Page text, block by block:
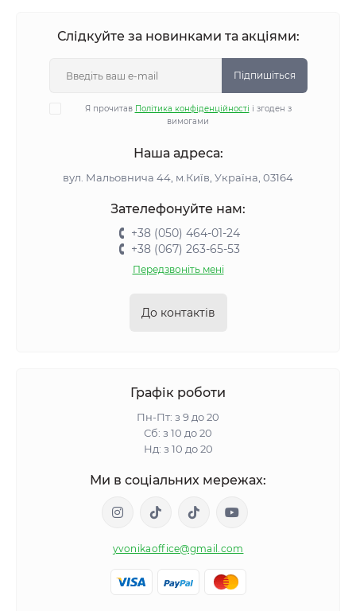
Слідкуйте за новинками та акціями:
Підпишіться
Я прочитав Політика конфіденційності і згоден з
вимогами
Наша адреса:
вул. Мальовнича 44, м.Київ, Україна, 03164
Зателефонуйте нам:
+38 (050) 464-01-24
+38 (067) 263-65-53
Передзвоніть мені
До контактів
Графік роботи
Пн-Пт: з 9 до 20
Сб: з 10 до 20
Нд: з 10 до 20
Ми в соціальних мережах:
yvonikaoffice@gmail.com